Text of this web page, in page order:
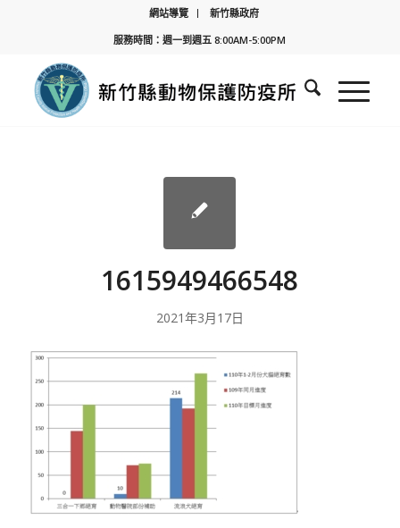
網站導覽
新竹縣政府
服務時間：週一到週五 8:00AM-5:00PM
1615949466548
2021年3月17日